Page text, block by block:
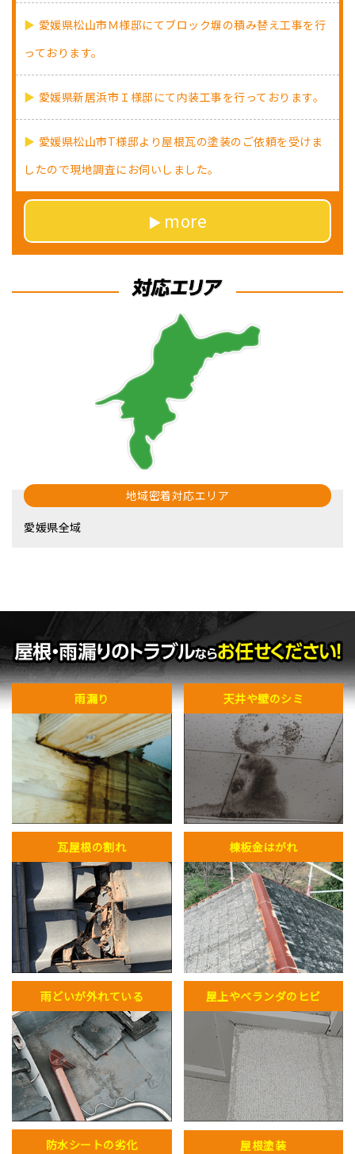
愛媛県松山市Ｍ様邸にてブロック塀の積み替え工事を行
っております。
愛媛県新居浜市Ｉ様邸にて内装工事を行っております。
愛媛県松山市T様邸より屋根瓦の塗装のご依頼を受けま
したので現地調査にお伺いしました。
more
地域密着対応エリア
愛媛県全域
雨漏り 天井や壁のシミ
瓦屋根の割れ 棟板金はがれ
雨どいが外れている 屋上やベランダのヒビ
防水シートの劣化 屋根塗装